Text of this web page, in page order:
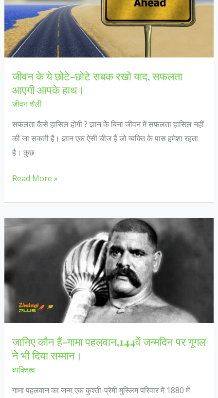
नामुमकिन
कुछ
भी
नही!
कहानी
जीवन के ये छोटे-छोटे सबक रखो याद, सफलता
आएगी आपके हाथ।
जीवन शैली
सफलता कैसे हासिल होगी ? ज्ञान के बिना जीवन में सफलता हासिल नहीं
की जा सकती है। ज्ञान एक ऐसी चीज है जो व्यक्ति के पास हमेशा रहता
है। कुछ
जीवन
ये
छोटे-
छोटे
सबक
सफलता
आएगी
Read More »
जानिए कौन हैं-गामा पहलवान,144वें जन्मदिन पर गूगल
ने भी दिया सम्मान।
व्यक्तित्व
गामा पहलवान का जन्म एक कुश्ती-प्रेमी मुस्लिम परिवार में 1880 में